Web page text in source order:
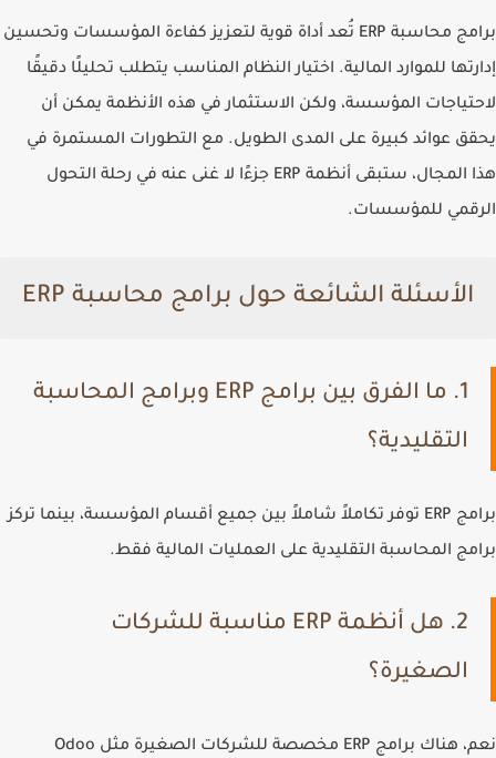
برامج محاسبة ERP تُعد أداة قوية لتعزيز كفاءة المؤسسات وتحسين
إدارتها للموارد المالية. اختيار النظام المناسب يتطلب تحليلًا دقيقًا
لاحتياجات المؤسسة، ولكن الاستثمار في هذه الأنظمة يمكن أن
يحقق عوائد كبيرة على المدى الطويل. مع التطورات المستمرة في
هذا المجال، ستبقى أنظمة ERP جزءًا لا غنى عنه في رحلة التحول
الرقمي للمؤسسات.
الأسئلة الشائعة حول برامج محاسبة ERP
1. ما الفرق بين برامج ERP وبرامج المحاسبة
التقليدية؟
برامج ERP توفر تكاملاً شاملاً بين جميع أقسام المؤسسة، بينما تركز
برامج المحاسبة التقليدية على العمليات المالية فقط.
2. هل أنظمة ERP مناسبة للشركات
الصغيرة؟
نعم، هناك برامج ERP مخصصة للشركات الصغيرة مثل Odoo